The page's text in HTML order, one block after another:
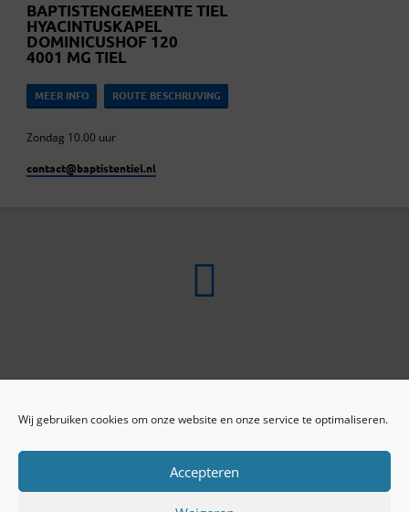
Wij gebruiken cookies om onze website en onze service te optimaliseren.
Accepteren
BAPTISTENGEMEENTE TIEL
HYACINTUSKAPEL
DOMINICUSHOF 120
4001 MG TIEL
MEER INFO ROUTE BESCHRIJVING
Zondag 10.00 uur
contact​@baptistentiel.nl
ONLINE ARCHIEF
Privacy beleid